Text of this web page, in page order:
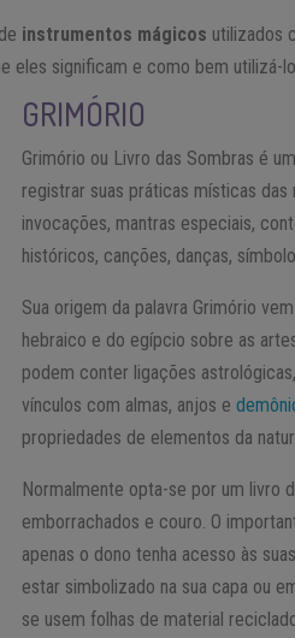
instrumentos mágicos utilizados
eles significam e como bem utilizá-
GRIMÓRIO
Grimório ou Livro das Sombras é
registrar suas práticas místicas
invocações, mantras especiais,
históricos, canções, danças,
Sua origem da palavra Grimório
hebraico e do egípcio sobre as
podem conter ligações
vínculos com almas, anjos e
propriedades de elementos da
Normalmente opta-se por um livro
emborrachados e couro. O
apenas o dono tenha acesso às
estar simbolizado na sua capa ou
se usem folhas de material